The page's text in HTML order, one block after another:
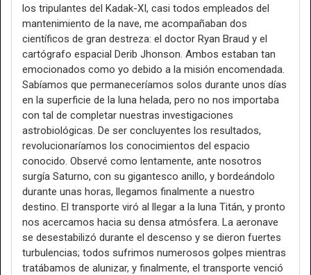
los tripulantes del Kadak-XI, casi todos empleados del
mantenimiento de la nave, me acompañaban dos
científicos de gran destreza: el doctor Ryan Braud y el
cartógrafo espacial Derib Jhonson. Ambos estaban tan
emocionados como yo debido a la misión encomendada.
Sabíamos que permaneceríamos solos durante unos días
en la superficie de la luna helada, pero no nos importaba
con tal de completar nuestras investigaciones
astrobiológicas. De ser concluyentes los resultados,
revolucionaríamos los conocimientos del espacio
conocido. Observé como lentamente, ante nosotros
surgía Saturno, con su gigantesco anillo, y bordeándolo
durante unas horas, llegamos finalmente a nuestro
destino. El transporte viró al llegar a la luna Titán, y pronto
nos acercamos hacia su densa atmósfera. La aeronave
se desestabilizó durante el descenso y se dieron fuertes
turbulencias; todos sufrimos numerosos golpes mientras
tratábamos de alunizar, y finalmente, el transporte venció